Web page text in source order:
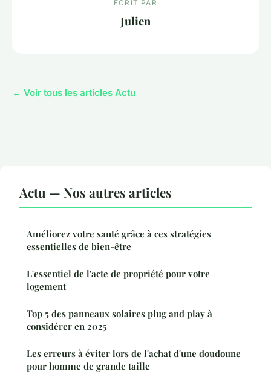
ECRIT PAR
Julien
← Voir tous les articles Actu
Actu — Nos autres articles
Améliorez votre santé grâce à ces stratégies
essentielles de bien-être
L'essentiel de l'acte de propriété pour votre
logement
Top 5 des panneaux solaires plug and play à
considérer en 2025
Les erreurs à éviter lors de l'achat d'une doudoune
pour homme de grande taille